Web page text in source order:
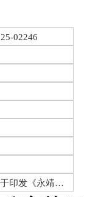
02246
永靖县人民政府办公室关于印发《永靖县农村义务教育学生营养改善计划实施方案》的通知